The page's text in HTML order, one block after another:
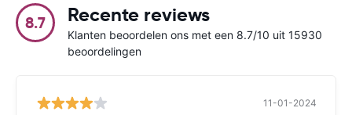
8.7 Recente reviews
Klanten beoordelen ons met een 8.7/10 uit 15930
beoordelingen
11-01-2024